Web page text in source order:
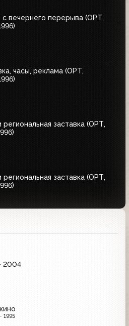
с вечернего перерыва (ОРТ,
часы, реклама (ОРТ,
региональная заставка (ОРТ,
региональная заставка (ОРТ,
2004
1995